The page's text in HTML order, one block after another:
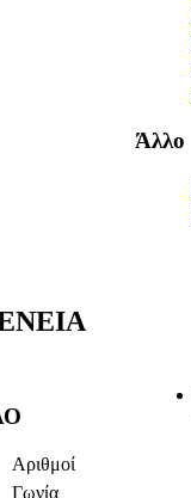
Άλλο
Αριθμοί
Γωνία